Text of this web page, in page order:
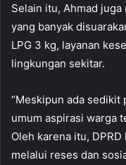
Selain itu, Ahmad
yang banyak
LPG 3 kg, layanan
lingkungan sekitar.
“Meskipun ada sedikit
umum aspirasi warga
Oleh karena itu,
melalui reses dan